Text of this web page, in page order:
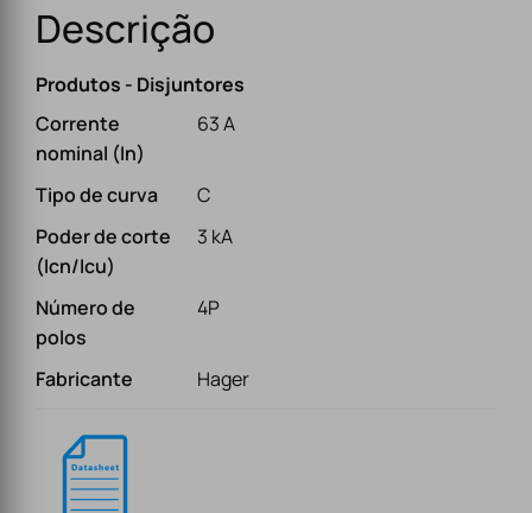
Descrição
Produtos - Disjuntores
Corrente
nominal (In)
63 A
Tipo de curva
C
Poder de corte
(Icn/Icu)
3 kA
Número de
polos
4P
Fabricante Hager